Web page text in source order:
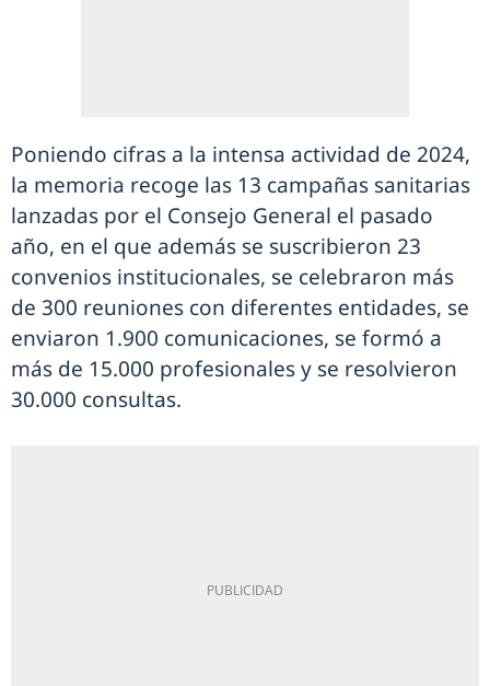
Poniendo cifras a la intensa actividad de 2024,
la memoria recoge las 13 campañas sanitarias
lanzadas por el Consejo General el pasado
año, en el que además se suscribieron 23
convenios institucionales, se celebraron más
de 300 reuniones con diferentes entidades, se
enviaron 1.900 comunicaciones, se formó a
más de 15.000 profesionales y se resolvieron
30.000 consultas.